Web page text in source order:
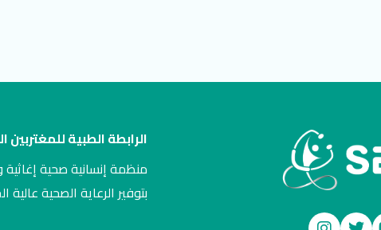
الرابطة الطبية
منظمة إنسانية صحية
بتوفير الرعاية الصحية